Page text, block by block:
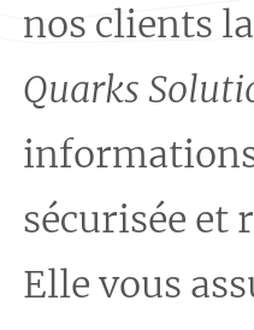
nos clients
Quarks
sécurisée et
Elle vous